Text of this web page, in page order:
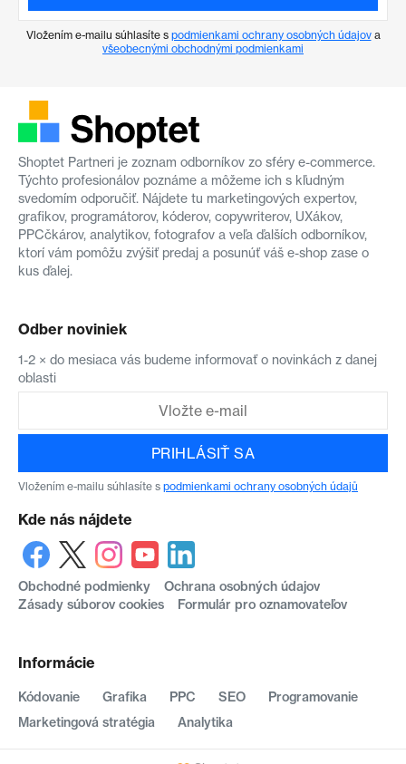
Vložením e-mailu súhlasíte s podmienkami ochrany osobných údajova
všeobecnými obchodnými podmienkami
Shoptet Partneri je zoznam odborníkov zo sféry e-commerce.
Týchto profesionálov poznáme a môžeme ich s kľudným
svedomím odporučiť. Nájdete tu marketingových expertov,
grafikov, programátorov, kóderov, copywriterov, UXákov,
PPCčkárov, analytikov, fotografov a veľa ďalších odborníkov,
ktorí vám pomôžu zvýšiť predaj a posunúť váš e-shop zase o
kus ďalej.
Informácie
Kódovanie Grafika PPC SEO
Programovanie
Marketingová stratégia
Analytika
Odber noviniek
1-2 × do mesiaca vás budeme informovať o novinkách z danej
oblasti
PRIHLÁSIŤ SA
Vložením e-mailu súhlasíte s podmienkami ochrany osobných údajů
Kde nás nájdete
Obchodné podmienky
Ochrana osobných údajov
Zásady súborov cookies
Formulár pro oznamovateľov